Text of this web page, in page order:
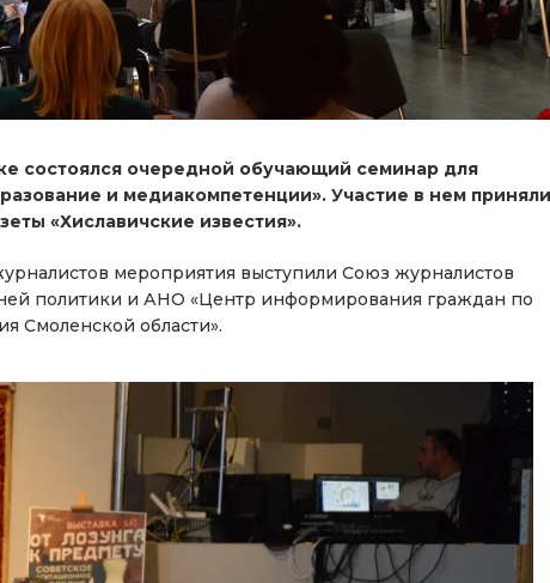
состоялся очередной обучающий семинар для
и медиакомпетенции». Участие в нем приняли
«Хиславичские известия».
мероприятия выступили Союз журналистов
политики и АНО «Центр информирования граждан по
Смоленской области».